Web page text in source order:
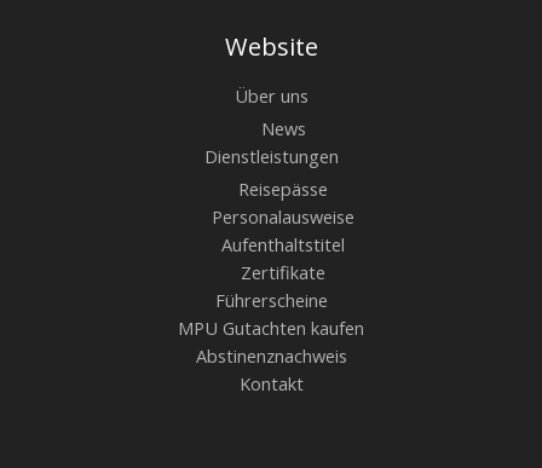
Website
Über uns
News
Dienstleistungen
Reisepässe
Personalausweise
Aufenthaltstitel
Zertifikate
Führerscheine
MPU Gutachten kaufen
Abstinenznachweis
Kontakt